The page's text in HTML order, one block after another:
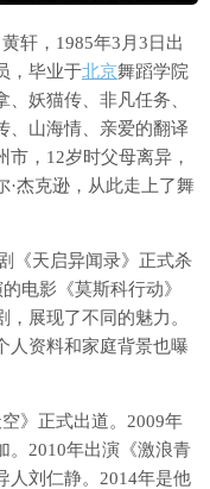
黄轩，1985年3月3日出
，毕业于北京舞蹈学院
妖猫传、非凡任务、
、山海情、亲爱的翻译
，12岁时父母离异，
·杰克逊，从此走上了舞
天启异闻录》正式杀
电影《莫斯科行动》
展现了不同的魅力。
人资料和家庭背景也曝
》正式出道。2009年
。2010年出演《激浪青
人刘仁静。2014年是他